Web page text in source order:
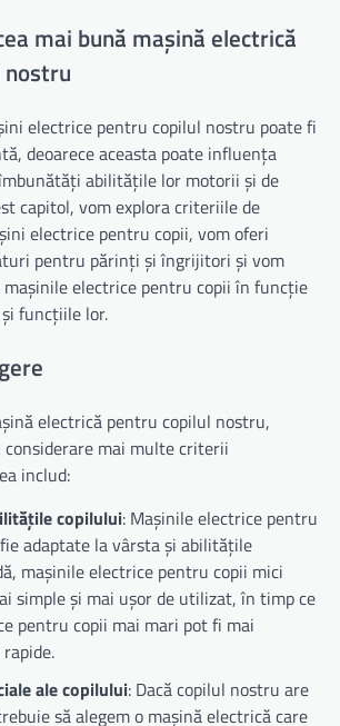
mai bună mașină electrică
electrice pentru copilul nostru poate fi
deoarece aceasta poate influența
abilitățile lor motorii și de
capitol, vom explora criteriile de
electrice pentru copii, vom oferi
pentru părinți și îngrijitori și vom
mașinile electrice pentru copii în funcție
funcțiile lor.
electrică pentru copilul nostru,
mai multe criterii
includ:
copilului: Mașinile electrice pentru
adaptate la vârsta și abilitățile
mașinile electrice pentru copii mici
simple și mai ușor de utilizat, în timp ce
pentru copii mai mari pot fi mai
ale copilului: Dacă copilul nostru are
să alegem o mașină electrică care